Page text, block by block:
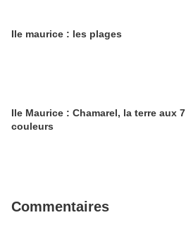
Ile maurice : les plages
Ile Maurice : Chamarel, la terre aux 7
couleurs
Commentaires